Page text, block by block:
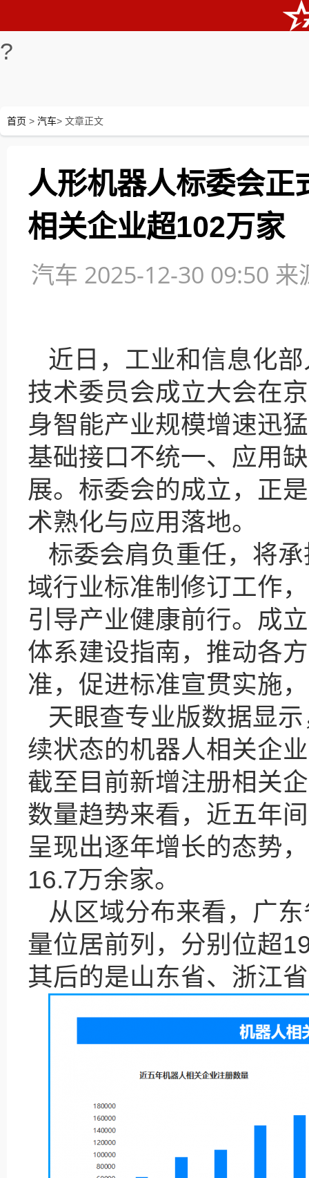
?
首页 > 汽车> 文章正文
人形机器人标委会正
相关企业超102万家
汽车 2025-12-30 09:50 来
近日，工业和信息化
技术委员会成立大会在
身智能产业规模增速迅
基础接口不统一、应用
展。标委会的成立，正
术熟化与应用落地。
标委会肩负重任，将
域行业标准制修订工作
引导产业健康前行。成
体系建设指南，推动各
准，促进标准宣贯实施
天眼查专业版数据显
续状态的机器人相关企
截至目前新增注册相关
数量趋势来看，近五年
呈现出逐年增长的态势
16.7万余家。
从区域分布来看，广
量位居前列，分别位超
其后的是山东省、浙江